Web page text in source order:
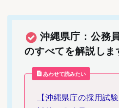
沖縄県庁：公務
のすべてを解説しま
あわせて読みたい
【沖縄県庁の採用試